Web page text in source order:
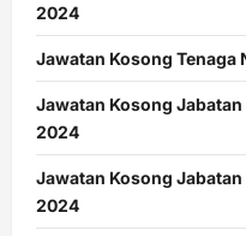
2024
Jawatan Kosong Tenaga
Jawatan Kosong
2024
Jawatan Kosong
2024